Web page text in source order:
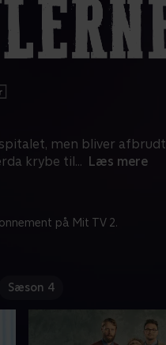
men bliver afbrudt
krybe til... Læs mere
på Mit TV 2.
Sæson 4